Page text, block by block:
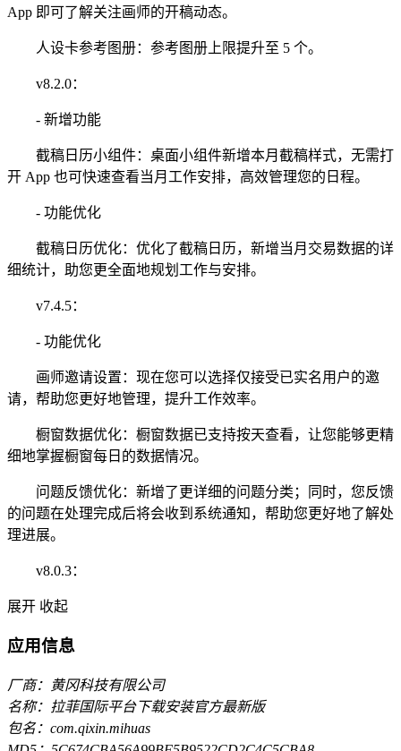
App 即可了解关注画师的开稿动态。
人设卡参考图册：参考图册上限提升至 5 个。
v8.2.0：
- 新增功能
截稿日历小组件：桌面小组件新增本月截稿样式，无需打
开 App 也可快速查看当月工作安排，高效管理您的日程。
- 功能优化
截稿日历优化：优化了截稿日历，新增当月交易数据的详
细统计，助您更全面地规划工作与安排。
v7.4.5：
- 功能优化
画师邀请设置：现在您可以选择仅接受已实名用户的邀
请，帮助您更好地管理，提升工作效率。
橱窗数据优化：橱窗数据已支持按天查看，让您能够更精
细地掌握橱窗每日的数据情况。
问题反馈优化：新增了更详细的问题分类；同时，您反馈
的问题在处理完成后将会收到系统通知，帮助您更好地了解处
理进展。
v8.0.3：
展开 收起
应用信息
厂商：黄冈科技有限公司
名称：拉菲国际平台下载安装官方最新版
包名：com.qixin.mihuas